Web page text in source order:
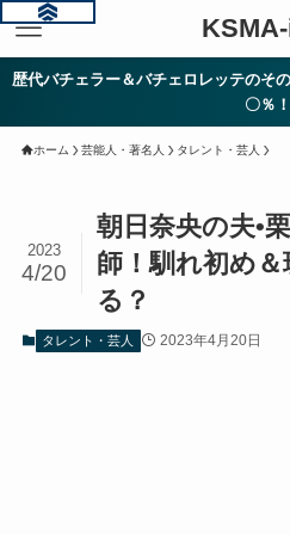
歴代バチェラー＆バチェロレッテのそ
〇％！
ホーム 芸能人・著名人 タレント・芸人
朝日奈央の夫•
師！馴れ初め
る？
2023
4/20
タレント・芸人 2023年4月20日